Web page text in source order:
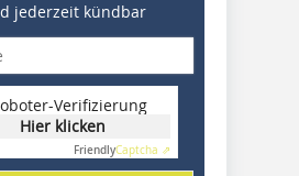
jederzeit kündbar
Verifizierung
Hier klicken
FriendlyCaptcha ⇗